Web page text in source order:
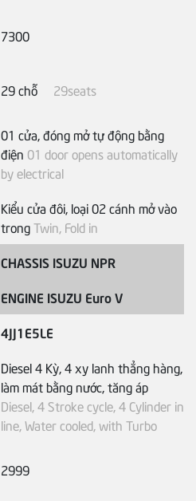
7300
29 chỗ 29seats
01 cửa, đóng mở tự động bằng
điện 01 door opens automatically
by electrical
Kiểu cửa đôi, loại 02 cánh mở vào
trongTwin, Fold in
CHASSIS ISUZU NPR
ENGINE ISUZU Euro V
4JJ1E5LE
Diesel 4 Kỳ, 4 xy lanh thẳng hàng,
làm mát bằng nước, tăng áp
Diesel, 4 Stroke cycle, 4 Cylinder in
line, Water cooled, with Turbo
2999